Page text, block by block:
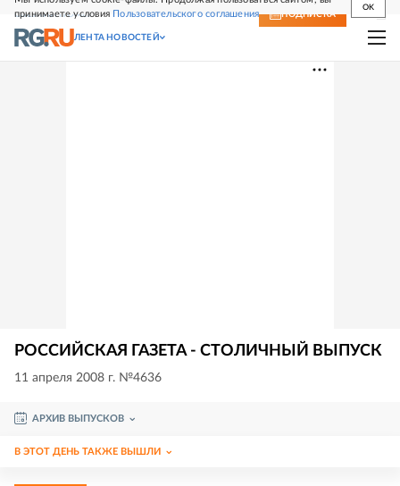
принимаете условия Пользовательского соглашения
OK
СВЕЖИЙ НОМЕР ПОДПИСКА
ЛЕНТА НОВОСТЕЙ
РОССИЙСКАЯ ГАЗЕТА - СТОЛИЧНЫЙ ВЫПУСК
11 апреля 2008 г. №4636
АРХИВ ВЫПУСКОВ
В ЭТОТ ДЕНЬ ТАКЖЕ ВЫШЛИ